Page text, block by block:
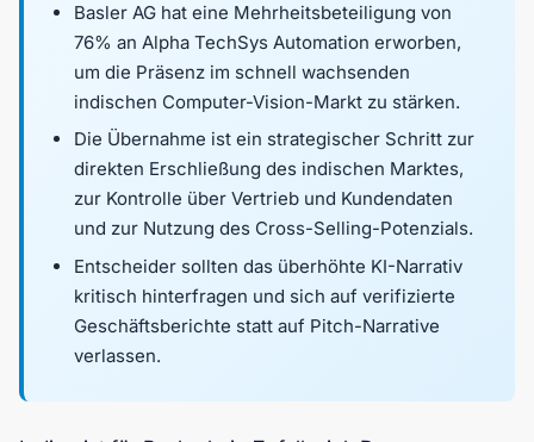
Basler AG hat eine Mehrheitsbeteiligung von
76% an Alpha TechSys Automation erworben,
um die Präsenz im schnell wachsenden
indischen Computer-Vision-Markt zu stärken.
Die Übernahme ist ein strategischer Schritt zur
direkten Erschließung des indischen Marktes,
zur Kontrolle über Vertrieb und Kundendaten
und zur Nutzung des Cross-Selling-Potenzials.
Entscheider sollten das überhöhte KI-Narrativ
kritisch hinterfragen und sich auf verifizierte
Geschäftsberichte statt auf Pitch-Narrative
verlassen.